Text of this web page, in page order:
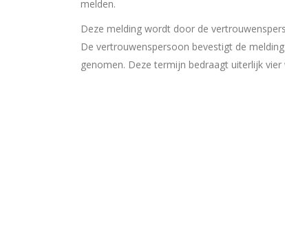
melden.
Deze melding wordt door de
De vertrouwenspersoon bevestigt de
genomen. Deze termijn bedraagt uiterlijk